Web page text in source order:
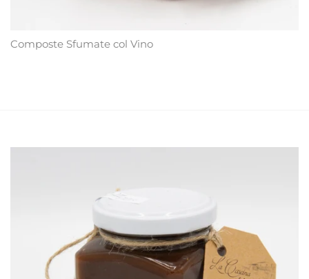
Composte Sfumate col Vino